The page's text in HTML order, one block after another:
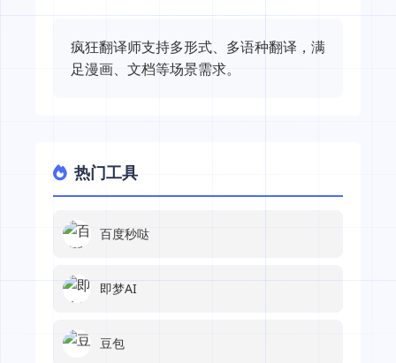
疯狂翻译师支持多形式、多语种翻译，满
足漫画、文档等场景需求。
热门工具
百度秒哒
即梦AI
豆包